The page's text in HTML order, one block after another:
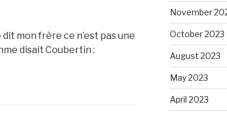
dit mon frère ce n’est pas une
disait Coubertin :
November
October 2023
August 2023
May 2023
April 2023